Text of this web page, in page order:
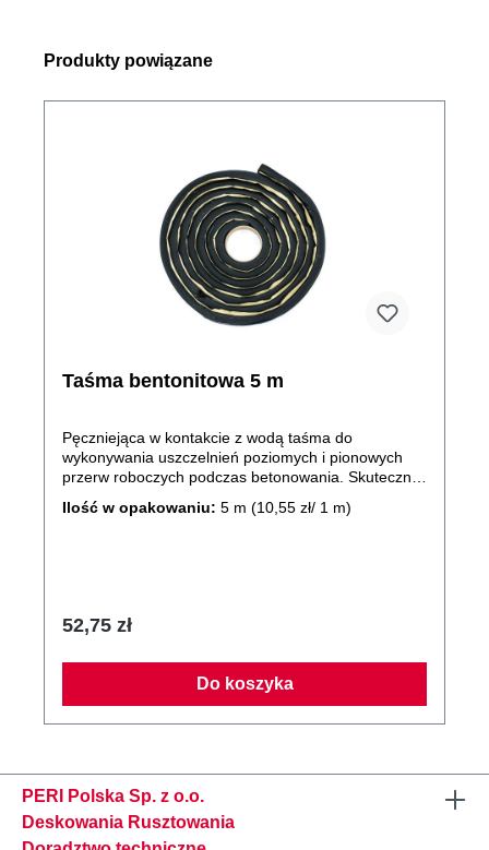
Produkty powiązane
Taśma bentonitowa 5 m
Pęczniejąca w kontakcie z wodą taśma do
wykonywania uszczelnień poziomych i pionowych
przerw roboczych podczas betonowania. Skutecznie
uszczelnień przerw roboczych narażonych na
Ilość w opakowaniu: 5 m (10,55 zł/ 1 m)
52,75 zł
Do koszyka
PERI Polska Sp. z o.o.
Deskowania Rusztowania